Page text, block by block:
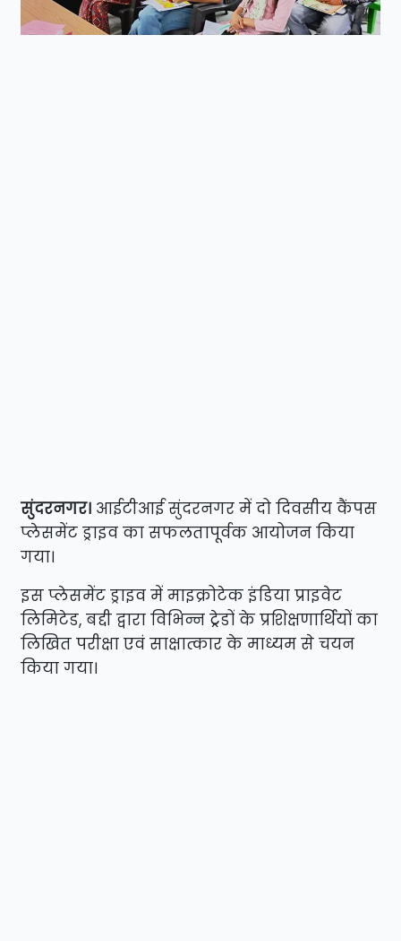
सुंदरनगर। आईटीआई सुंदरनगर में दो दिवसीय कैंपस
प्लेसमेंट ड्राइव का सफलतापूर्वक आयोजन किया
गया।
इस प्लेसमेंट ड्राइव में माइक्रोटेक इंडिया प्राइवेट
लिमिटेड, बद्दी द्वारा विभिन्न ट्रेडों के प्रशिक्षणार्थियों का
लिखित परीक्षा एवं साक्षात्कार के माध्यम से चयन
किया गया।